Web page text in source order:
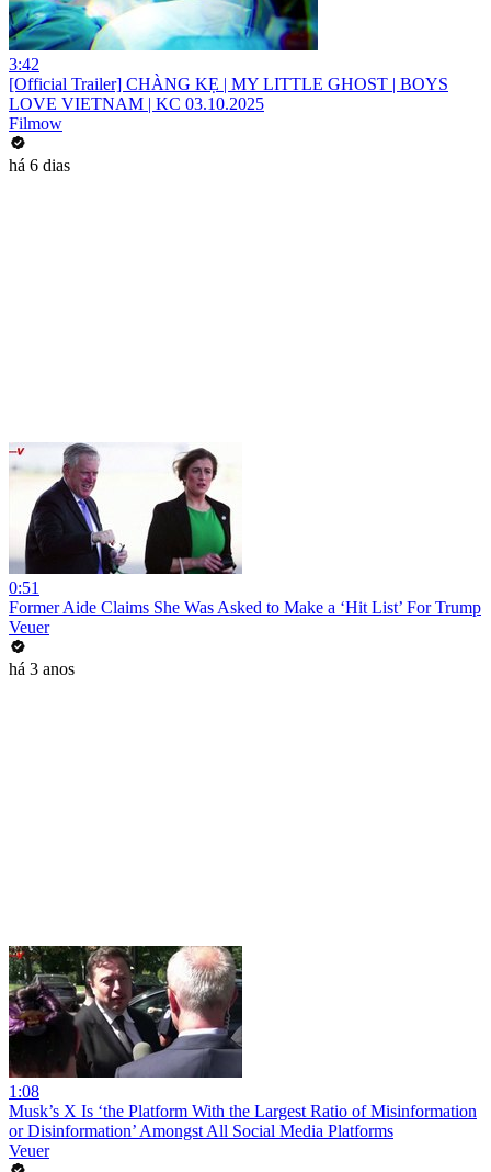
3:42
[Official Trailer] CHÀNG KẸ | MY LITTLE GHOST | BOYS
LOVE VIETNAM | KC 03.10.2025
Filmow
há 6 dias
0:51
Former Aide Claims She Was Asked to Make a ‘Hit List’ For Trump
Veuer
há 3 anos
1:08
Musk’s X Is ‘the Platform With the Largest Ratio of Misinformation
or Disinformation’ Amongst All Social Media Platforms
Veuer